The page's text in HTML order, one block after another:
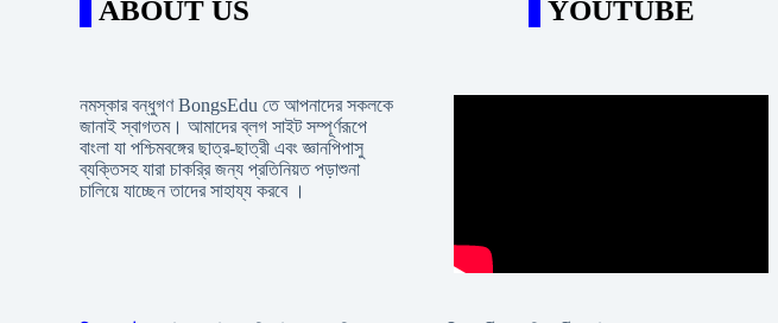
ABOUT US
নমস্কার বন্ধুগণ BongsEdu তে আপনাদের সকলকে
জানাই স্বাগতম। আমাদের ব্লগ সাইট সম্পূর্ণরূপে
বাংলা যা পশ্চিমবঙ্গের ছাত্র-ছাত্রী এবং জ্ঞানপিপাসু
ব্যক্তিসহ যারা চাকরি্র জন্য প্রতিনিয়ত পড়াশুনা
চালিয়ে যাচ্ছেন তাদের সাহায্য করবে ।
YOUTUBE